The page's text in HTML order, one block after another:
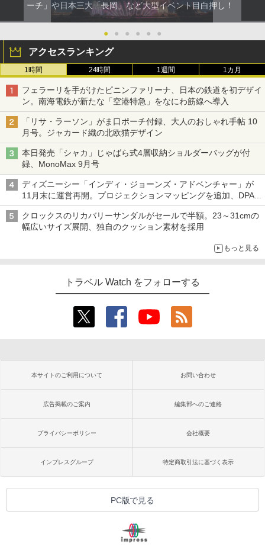
ーチ」や日本三大「長岡」など大型イベント目白押し！
● ● ● ● ● ●
アクセスランキング
1時間 24時間 1週間 1カ月
フェラーリを手がけたピニンファリーナ、日本の鉄道を初デザイ
ン。南海電鉄が新たな「空港特急」をなにわ筋線へ導入
「リサ・ラーソン」がま口ポーチ付録、大人のおしゃれ手帖 10
月号。ジャカード織の北欧猫デザイン
本日発売「シャカ」じゃばら式4層収納ショルダーバッグが付
録、MonoMax 9月号
ディズニーシー「インディ・ジョーンズ・アドベンチャー」が
11月末に運営再開。プロジェクションマッピングを追加、DPA
は1500円
クロックスのリカバリーサンダルがセールで半額。23～31cmの
幅広いサイズ展開、独自のクッション素材を採用
もっと見る
トラベル Watch をフォローする
本サイトのご利用について お問い合わせ
広告掲載のご案内 編集部へのご連絡
プライバシーポリシー 会社概要
インプレスグループ 特定商取引法に基づく表示
PC版で見る